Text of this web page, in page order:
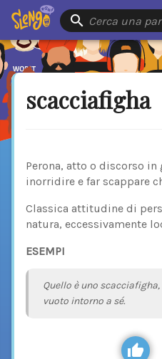
Cerca una
scacciafigha
Perona, atto o discorso
inorridire e far scappare
Classica attitudine di
natura, eccessivamente
ESEMPI
Quello è uno
vuoto intorno a sé.